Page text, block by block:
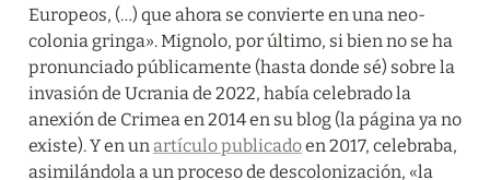
Europeos, (…) que ahora se convierte en una neo-
colonia gringa». Mignolo, por último, si bien no se ha
pronunciado públicamente (hasta donde sé) sobre la
invasión de Ucrania de 2022, había celebrado la
anexión de Crimea en 2014 en su blog (la página ya no
existe). Y en un artículo publicado en 2017, celebraba,
asimilándola a un proceso de descolonización, «la